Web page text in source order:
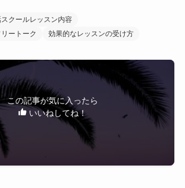
クールレッスン内容
ートーク
効果的なレッスンの受け方
この記事が気に入ったら
いいねしてね！